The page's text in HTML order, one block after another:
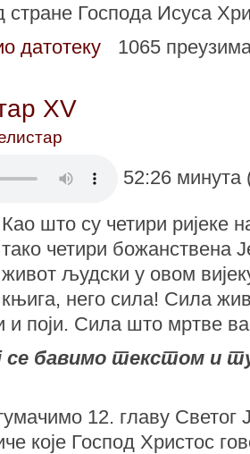
стране Господа Исуса
датотеку
1065
XV
52:26
Као што су четири ријеке
тако четири божанствена
живот људски у овом
књига, него сила! Сила
поји. Сила што мртве
се бавимо текстом и
12. главу
које Господ Христос